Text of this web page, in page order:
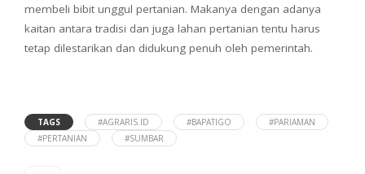
membeli bibit unggul pertanian. Makanya dengan adanya
kaitan antara tradisi dan juga lahan pertanian tentu harus
tetap dilestarikan dan didukung penuh oleh pemerintah.
TAGS #AGRARIS.ID #BAPATIGO
#PARIAMAN
#PERTANIAN
#SUMBAR